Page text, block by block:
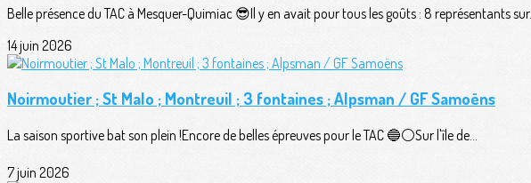
Belle présence du TAC à Mesquer-Quimiac 😎Il y en avait pour tous les goûts : 8 représentants sur...
14 juin 2026
Noirmoutier ; St Malo ; Montreuil ; 3 fontaines ; Alpsman / GF Samoëns
La saison sportive bat son plein !Encore de belles épreuves pour le TAC 🔵⚪️Sur l'île de...
7 juin 2026